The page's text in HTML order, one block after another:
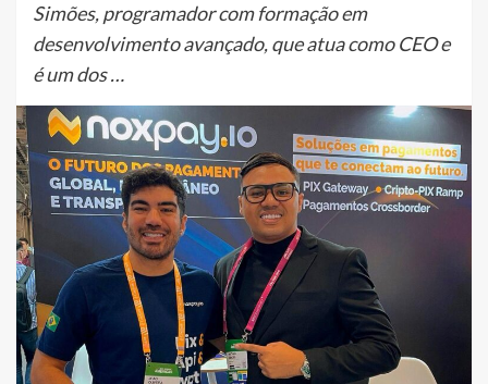
Simões, programador com formação em
desenvolvimento avançado, que atua como CEO e
é um dos …